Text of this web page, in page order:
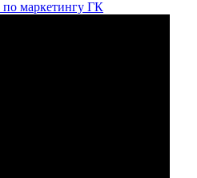
по маркетингу ГК